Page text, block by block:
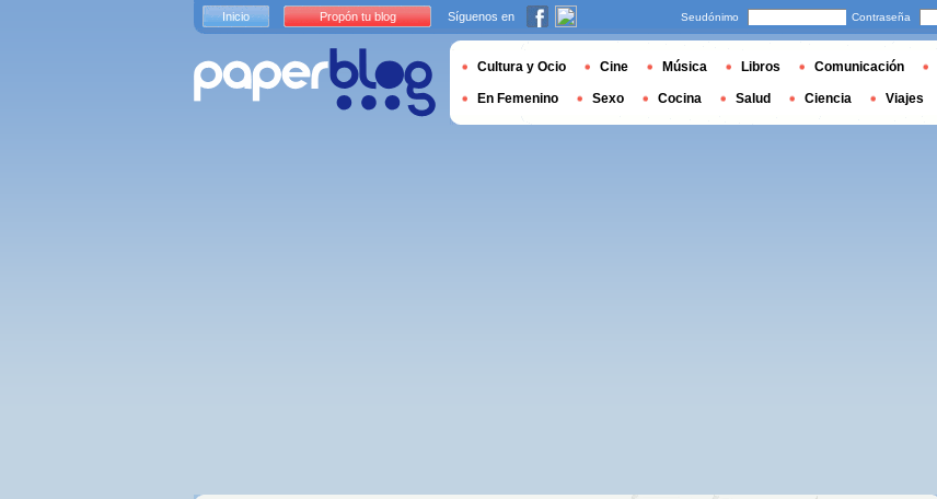
Inicio Propón tu blog Síguenos en Seudónimo Contraseña
Cultura y Ocio Cine Música Libros Comunicación
En Femenino Sexo Cocina Salud Ciencia Viajes